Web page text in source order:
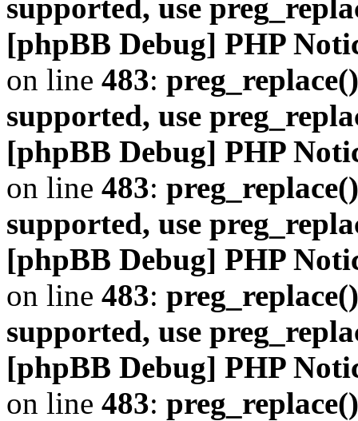
supported, use
[phpBB Debug] PHP
on line 483:
supported, use
[phpBB Debug] PHP
on line 483:
supported, use
[phpBB Debug] PHP
on line 483:
supported, use
[phpBB Debug] PHP
on line 483: